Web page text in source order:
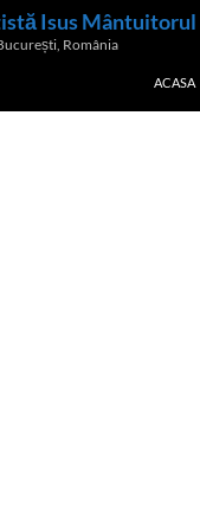
Isus Mântuitorul
România
ACASA